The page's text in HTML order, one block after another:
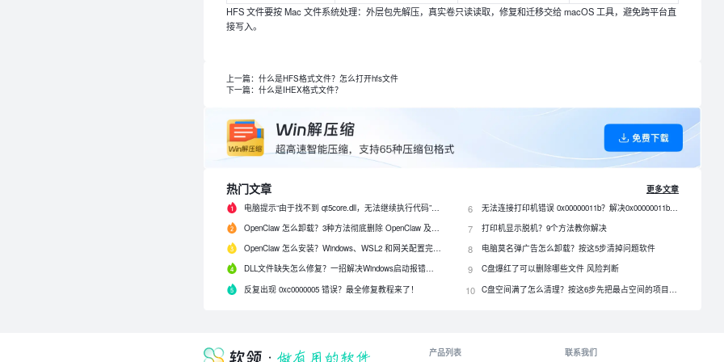
HFS 文件要按 Mac 文件系统处理：外层包先解压，真实卷只读读取，修复和迁移交给 macOS 工具，避免跨平台直
接写入。
上一篇：什么是HFS格式文件？怎么打开hfs文件
下一篇：什么是IHEX格式文件？
热门文章
更多文章
电脑提示“由于找不到 qt5core.dll，无法继续执行代码”？4 招快速修复！
OpenClaw 怎么卸载？3种方法彻底删除 OpenClaw 及残留数据
OpenClaw 怎么安装？Windows、WSL2 和网关配置完整教程
DLL文件缺失怎么修复？一招解决Windows启动报错问题！
反复出现 0xc0000005 错误？最全修复教程来了！
6 无法连接打印机错误 0x00000011b？解决0x00000011b错误的5种方法
7 打印机显示脱机？9个方法教你解决
8 电脑莫名弹广告怎么卸载？按这5步清掉问题软件
9 C盘爆红了可以删除哪些文件 风险判断
10
产品列表 联系我们